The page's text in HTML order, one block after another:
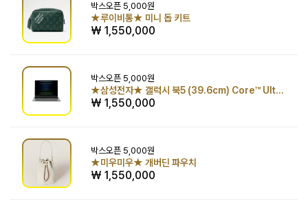
박스오픈 5,000원
★루이비통★ 미니 돕 키트
₩ 1,550,000
박스오픈 5,000원
★삼성전자★ 갤럭시 북5 (39.6cm) Core™ Ultra 5 / 512GB NVMe SSD
₩ 1,550,000
박스오픈 5,000원
★미우미우★ 개버딘 파우치
₩ 1,550,000